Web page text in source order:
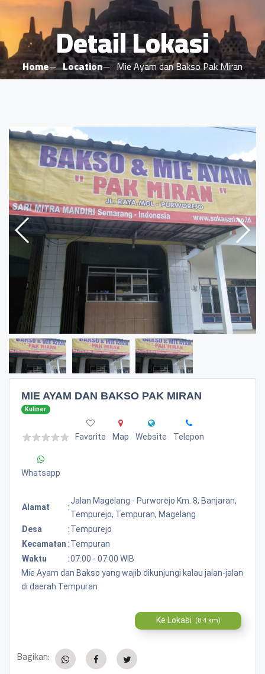
Detail Lokasi
Home Location Mie Ayam dan Bakso Pak Miran
MIE AYAM DAN BAKSO PAK MIRAN
Kuliner
Favorite Map Website Telepon
Whatsapp
Alamat :
Jalan Magelang - Purworejo Km. 8, Banjaran,
Tempurejo, Tempuran, Magelang
Desa
: Tempurejo
Kecamatan : Tempuran
Waktu
:07:00 - 07:00 WIB
Mie Ayam dan Bakso yang wajib dikunjungi kalau jalan-jalan
di daerah Tempuran
Ke Lokasi (8.4 km)
Bagikan: